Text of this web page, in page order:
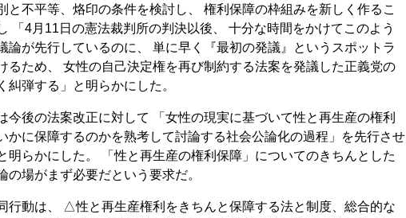
と不平等、烙印の条件を検討し、 権利保障の枠組みを新しく作るこ
「4月11日の憲法裁判所の判決以後、 十分な時間をかけてこのよう
論が先行しているのに、 単に早く『最初の発議』というスポットラ
るため、 女性の自己決定権を再び制約する法案を発議した正義党の
糾弾する」と明らかにした。
今後の法案改正に対して 「女性の現実に基づいて性と再生産の権利
かに保障するのかを熟考して討論する社会公論化の過程」を先行させ
明らかにした。 「性と再生産の権利保障」についてのきちんとした
の場がまず必要だという要求だ。
行動は、 △性と再生産権利をきちんと保障する法と制度、総合的な